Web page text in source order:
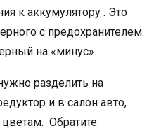
к аккумулятору . Это
с предохранителем.
на «минус».
разделить на
и в салон авто,
цветам. Обратите